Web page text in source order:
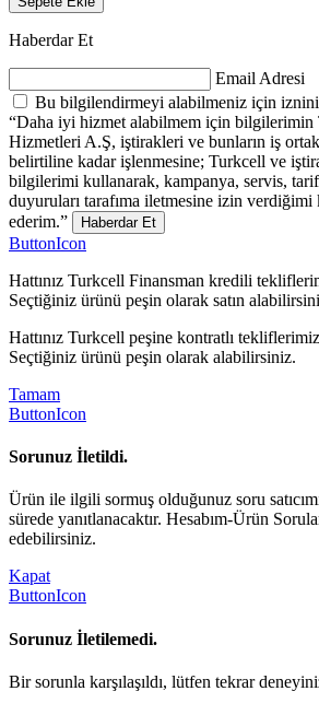
Haberdar Et
Email Adresi
Bu bilgilendirmeyi alabilmeniz için
“Daha iyi hizmet alabilmem için
Hizmetleri A.Ş, iştirakleri ve bunların iş
belirtiline kadar işlenmesine; Turkcell ve
bilgilerimi kullanarak, kampanya, servis,
duyuruları tarafıma iletmesine izin
ederim.”
Haberdar Et
ButtonIcon
Hattınız Turkcell Finansman kredili
Seçtiğiniz ürünü peşin olarak satın
Hattınız Turkcell peşine kontratlı
Seçtiğiniz ürünü peşin olarak alabilirsiniz.
Tamam
ButtonIcon
Sorunuz İletildi.
Ürün ile ilgili sormuş olduğunuz soru
sürede yanıtlanacaktır. Hesabım-Ürün
edebilirsiniz.
Kapat
ButtonIcon
Sorunuz İletilemedi.
Bir sorunla karşılaşıldı, lütfen tekrar